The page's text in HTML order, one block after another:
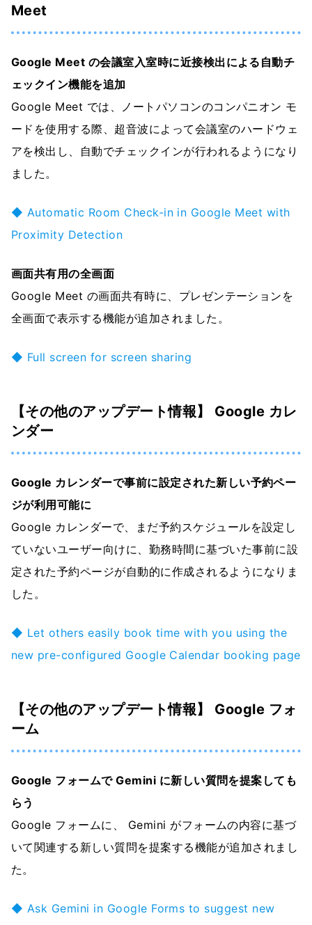
Meet
Google Meet の会議室入室時に近接検出による自動チ
ェックイン機能を追加
Google Meet では、ノートパソコンのコンパニオン モ
ードを使用する際、超音波によって会議室のハードウェ
アを検出し、自動でチェックインが行われるようになり
ました。
◆ Automatic Room Check-in in Google Meet with
Proximity Detection
画面共有用の全画面
Google Meet の画面共有時に、プレゼンテーションを
全画面で表示する機能が追加されました。
◆ Full screen for screen sharing
【その他のアップデート情報】 Google カレ
ンダー
Google カレンダーで事前に設定された新しい予約ペー
ジが利用可能に
Google カレンダーで、まだ予約スケジュールを設定し
ていないユーザー向けに、勤務時間に基づいた事前に設
定された予約ページが自動的に作成されるようになりま
した。
◆ Let others easily book time with you using the
new pre-configured Google Calendar booking page
【その他のアップデート情報】 Google フォ
ーム
Google フォームで Gemini に新しい質問を提案しても
らう
Google フォームに、 Gemini がフォームの内容に基づ
いて関連する新しい質問を提案する機能が追加されまし
た。
◆ Ask Gemini in Google Forms to suggest new